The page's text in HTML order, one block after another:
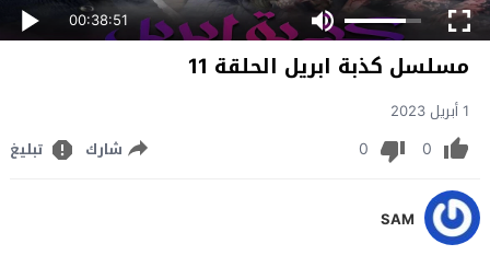
00:38:51
مسلسل كذبة ابريل الحلقة 11
1 أبريل 2023
0
0 شارك تبليغ
SAM